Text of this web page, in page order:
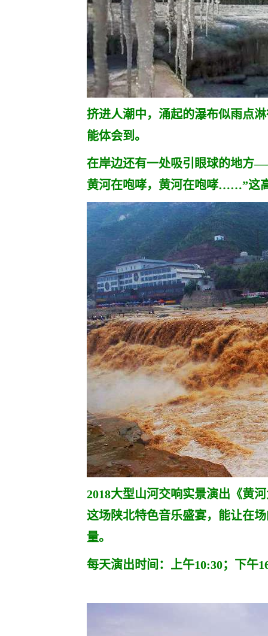
挤进人潮中，涌起的瀑布似雨点
能体会到。
在岸边还有一处吸引眼球的地方
黄河在咆哮，黄河在咆哮……”这
2018大型山河交响实景演出《黄
这场陕北特色音乐盛宴，能让在
量。
每天演出时间：上午10:30；下午